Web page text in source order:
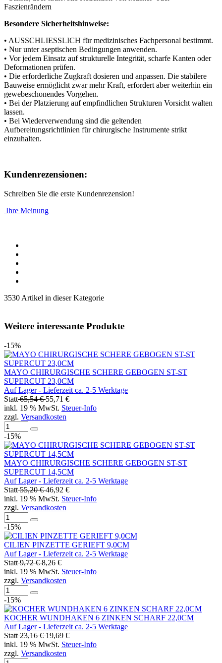
Faszienrändern
Besondere Sicherheitshinweise:
• AUSSCHLIESSLICH für medizinisches Fachpersonal bestimmt.
• Nur unter aseptischen Bedingungen anwenden.
• Vor jedem Einsatz auf strukturelle Integrität, scharfe Kanten oder
Deformationen prüfen.
• Die erforderliche Zugkraft dosieren und anpassen. Die stabilere
Bauweise ermöglicht zwar mehr Kraft, erfordert aber weiterhin ein
gewebeschonendes Vorgehen.
• Bei der Platzierung auf empfindlichen Strukturen Vorsicht walten
lassen.
• Bei Wiederverwendung sind die geltenden
Aufbereitungsrichtlinien für chirurgische Instrumente strikt
einzuhalten.
Kundenrezensionen:
Schreiben Sie die erste Kundenrezension!
Ihre Meinung
3530 Artikel in dieser Kategorie
Weitere interessante Produkte
-15%
MAYO CHIRURGISCHE SCHERE GEBOGEN ST-ST
SUPERCUT 23,0CM
Auf Lager - Lieferzeit ca. 2-5 Werktage
Statt65,54 €55,71 €
inkl. 19 % MwSt. Steuer-Info
zzgl. Versandkosten
-15%
MAYO CHIRURGISCHE SCHERE GEBOGEN ST-ST
SUPERCUT 14,5CM
Auf Lager - Lieferzeit ca. 2-5 Werktage
Statt55,20 €46,92 €
inkl. 19 % MwSt. Steuer-Info
zzgl. Versandkosten
-15%
CILIEN PINZETTE GERIEFT 9,0CM
Auf Lager - Lieferzeit ca. 2-5 Werktage
Statt9,72 €8,26 €
inkl. 19 % MwSt. Steuer-Info
zzgl. Versandkosten
-15%
KOCHER WUNDHAKEN 6 ZINKEN SCHARF 22,0CM
Auf Lager - Lieferzeit ca. 2-5 Werktage
Statt23,16 €19,69 €
inkl. 19 % MwSt. Steuer-Info
zzgl. Versandkosten